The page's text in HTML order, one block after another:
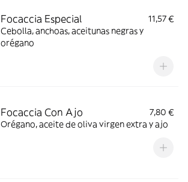
Focaccia Especial
11,57 €
Cebolla, anchoas, aceitunas negras y
orégano
Focaccia Con Ajo
7,80 €
Orégano, aceite de oliva virgen extra y ajo